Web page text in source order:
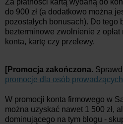
Za płatności kartą wydaną do
do 900 zł (a dodatkowo można
pozostałych bonusach). Do tego
bezterminowe zwolnienie z
konta, kartę czy przelewy.
[Promocja zakończona.
promocje dla osób
W promocji konta firmowego w
można uzyskać nawet 1 500 zł,
dominującego na tym blogu -